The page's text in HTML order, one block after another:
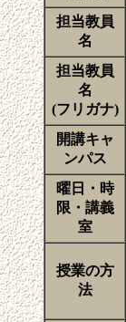
担当教員
名
担当教員
名
(フリガナ)
開講キャ
ンパス
曜日・時
限・講義
室
授業の方
法